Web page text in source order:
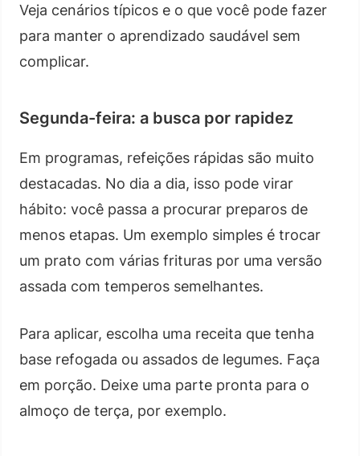
Veja cenários típicos e o que você pode fazer
para manter o aprendizado saudável sem
complicar.
Segunda-feira: a busca por rapidez
Em programas, refeições rápidas são muito
destacadas. No dia a dia, isso pode virar
hábito: você passa a procurar preparos de
menos etapas. Um exemplo simples é trocar
um prato com várias frituras por uma versão
assada com temperos semelhantes.
Para aplicar, escolha uma receita que tenha
base refogada ou assados de legumes. Faça
em porção. Deixe uma parte pronta para o
almoço de terça, por exemplo.